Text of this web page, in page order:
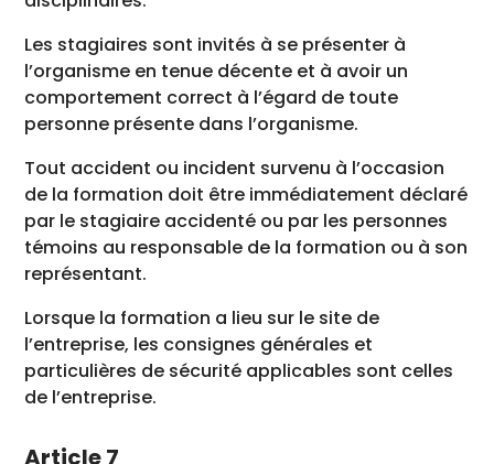
Les stagiaires sont invités à se présenter à
l’organisme en tenue décente et à avoir un
comportement correct à l’égard de toute
personne présente dans l’organisme.
Tout accident ou incident survenu à l’occasion
de la formation doit être immédiatement déclaré
par le stagiaire accidenté ou par les personnes
témoins au responsable de la formation ou à son
représentant.
Lorsque la formation a lieu sur le site de
l’entreprise, les consignes générales et
particulières de sécurité applicables sont celles
de l’entreprise.
Article 7